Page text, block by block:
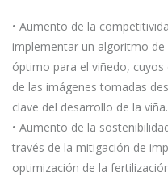
• Aumento de la
implementar un algoritmo
óptimo para el viñedo,
de las imágenes tomadas
clave del desarrollo de la viña.
• Aumento de la
través de la mitigación de
optimización de la